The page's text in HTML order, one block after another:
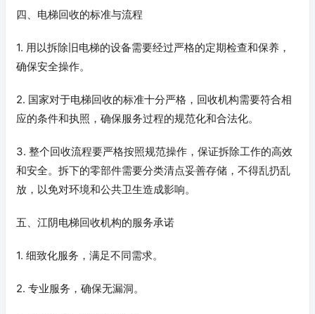
四、电梯回收的标准与流程
1. 用以拆除旧电梯的设备需要经过严格的定期检查和保养，
确保安全操作。
2. 国家对于电梯回收的标准十分严格，回收机构需要符合相
应的条件和执照，确保服务过程的规范化和合法化。
3. 整个回收流程要严格按照规范操作，保证拆除工作的高效
和安全。拆下的零部件需要分类清点妥善存储，不得乱扔乱
放，以免对环境和公共卫生造成影响。
五、江阴电梯回收机构的服务承诺
1. 细致化服务，满足不同需求。
2. 专业服务，确保无漏洞。